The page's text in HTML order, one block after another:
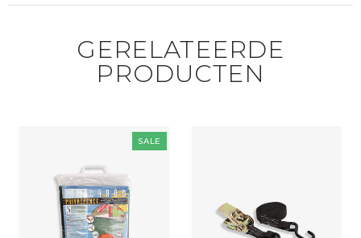
GERELATEERDE
PRODUCTEN
SALE